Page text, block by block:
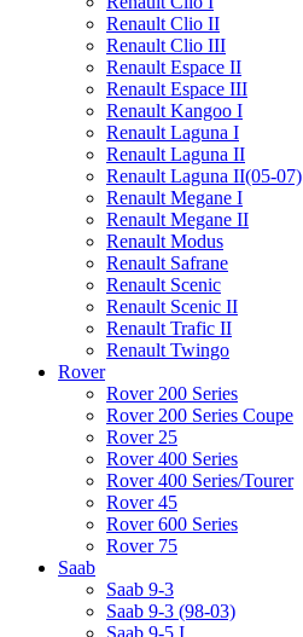
Renault Clio II
Renault Clio III
Renault Espace II
Renault Espace III
Renault Kangoo I
Renault Laguna I
Renault Laguna II
Renault Laguna II(05-07)
Renault Megane I
Renault Megane II
Renault Modus
Renault Safrane
Renault Scenic
Renault Scenic II
Renault Trafic II
Renault Twingo
Rover
Rover 200 Series
Rover 200 Series Coupe
Rover 25
Rover 400 Series
Rover 400 Series/Tourer
Rover 45
Rover 600 Series
Rover 75
Saab
Saab 9-3
Saab 9-3 (98-03)
Saab 9-5 I